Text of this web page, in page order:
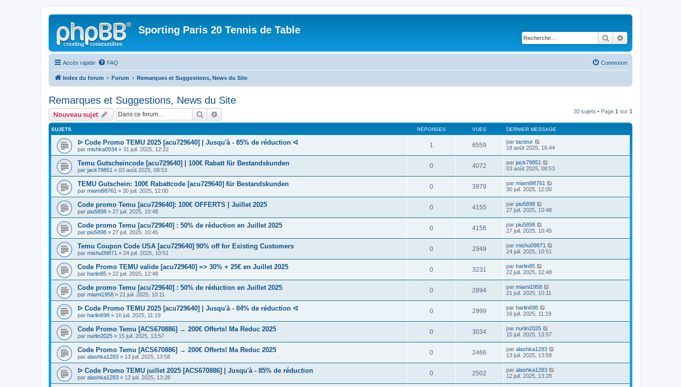
Sporting Paris 20 Tennis de Table
Rechercher
Accès rapide FAQ Connexion
Index du forum Forum Remarques et Suggestions, News du Site
Remarques et Suggestions, News du Site
Nouveau sujet Rechercher 30 sujets • Page 1 sur 1
SUJETS RÉPONSES VUES DERNIER MESSAGE
ᐅ Code Promo TEMU 2025 [acu729640] | Jusqu'à - 85% de réduction ᐊ
par mishka0934 » 31 juil. 2025, 12:22
1 6559 par tacteur
18 août 2025, 16:44
Temu Gutscheincode [acu729640] | 100€ Rabatt für Bestandskunden
par jack79851 » 03 août 2025, 08:53
0 4072 par jack79851
03 août 2025, 08:53
TEMU Gutschein: 100€ Rabattcode [acu729640] für Bestandskunden
par miami98761 » 30 juil. 2025, 12:00
0 3979 par miami98761
30 juil. 2025, 12:00
Code promo Temu [acu729640]: 100€ OFFERTS | Juillet 2025
par piu5898 » 27 juil. 2025, 10:48
0 4155 par piu5898
27 juil. 2025, 10:48
Code promo Temu [acu729640] : 50% de réduction en Juillet 2025
par piu5898 » 27 juil. 2025, 10:45
0 4156 par piu5898
27 juil. 2025, 10:45
Temu Coupon Code USA [acu729640] 90% off for Existing Customers
par mishu09871 » 24 juil. 2025, 10:51
0 2949 par mishu09871
24 juil. 2025, 10:51
Code Promo TEMU valide [acu729640] => 30% + 25€ en Juillet 2025
par harlin85 » 22 juil. 2025, 12:48
0 3231 par harlin85
22 juil. 2025, 12:48
Code promo Temu [acu729640] : 50% de réduction en Juillet 2025
par miami1958 » 21 juil. 2025, 10:11
0 2894 par miami1958
21 juil. 2025, 10:11
ᐅ Code Promo TEMU 2025 [acu729640] | Jusqu'à - 84% de réduction ᐊ
par harlin698 » 16 juil. 2025, 11:19
0 2999 par harlin698
16 juil. 2025, 11:19
Code Promo Temu [ACS670886] → 200€ Offerts! Ma Reduc 2025
par nurlin2025 » 15 juil. 2025, 13:57
0 3034 par nurlin2025
15 juil. 2025, 13:57
Code Promo Temu [ACS670886] → 200€ Offerts! Ma Reduc 2025
par alashka1283 » 13 juil. 2025, 13:58
0 2466 par alashka1283
13 juil. 2025, 13:58
ᐅ Code Promo TEMU juillet 2025 [ACS670886] | Jusqu'à - 85% de réduction
par alashka1283 » 12 juil. 2025, 13:28
0 2502 par alashka1283
12 juil. 2025, 13:28